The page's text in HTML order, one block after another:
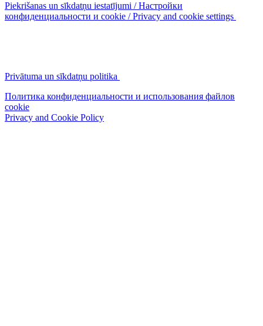
Piekrišanas un sīkdatņu iestatījumi / Настройки
конфиденциальности и cookie / Privacy and cookie settings
Privātuma un sīkdatņu politika
Политика конфиденциальности и использования файлов
cookie
Privacy and Cookie Policy